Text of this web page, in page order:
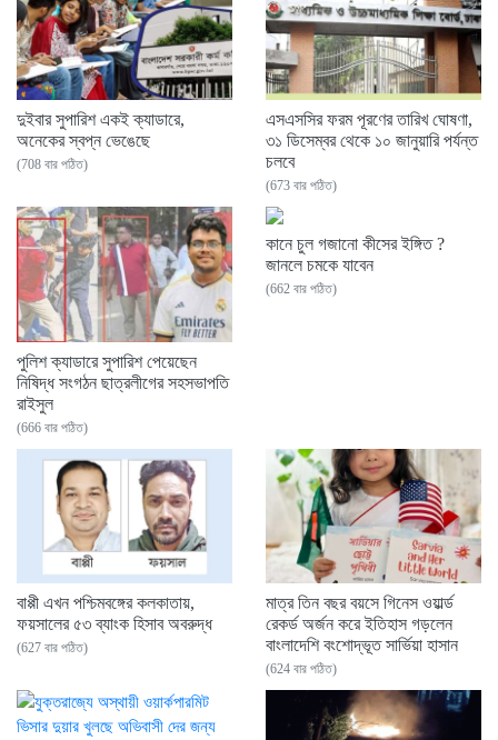
দুইবার সুপারিশ একই ক্যাডারে,
অনেকের স্বপ্ন ভেঙেছে
(708 বার পঠিত)
এসএসসির ফরম পূরণের তারিখ ঘোষণা,
৩১ ডিসেম্বর থেকে ১০ জানুয়ারি পর্যন্ত
চলবে
(673 বার পঠিত)
পুলিশ ক্যাডারে সুপারিশ পেয়েছেন
নিষিদ্ধ সংগঠন ছাত্রলীগের সহসভাপতি
রাইসুল
(666 বার পঠিত)
কানে চুল গজানো কীসের ইঙ্গিত ?
জানলে চমকে যাবেন
(662 বার পঠিত)
বাপ্পী এখন পশ্চিমবঙ্গের কলকাতায়,
ফয়সালের ৫৩ ব্যাংক হিসাব অবরুদ্ধ
(627 বার পঠিত)
মাত্র তিন বছর বয়সে গিনেস ওয়ার্ল্ড
রেকর্ড অর্জন করে ইতিহাস গড়লেন
বাংলাদেশি বংশোদ্ভূত সার্ভিয়া হাসান
(624 বার পঠিত)